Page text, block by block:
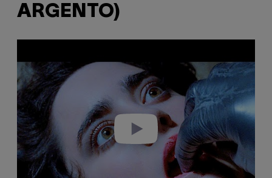
ARGENTO)
a
v
i
d
e
o